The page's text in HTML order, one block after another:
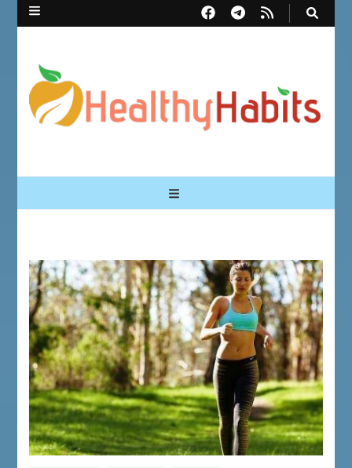
Healthy Habits